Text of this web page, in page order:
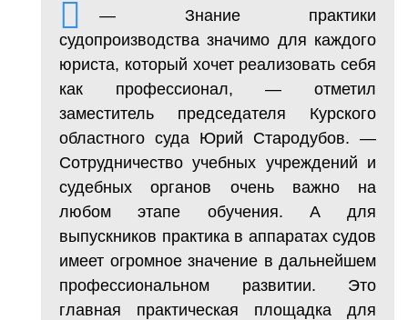
— Знание практики
судопроизводства значимо для каждого
юриста, который хочет реализовать себя
как профессионал, — отметил
заместитель председателя Курского
областного суда Юрий Стародубов. —
Сотрудничество учебных учреждений и
судебных органов очень важно на
любом этапе обучения. А для
выпускников практика в аппаратах судов
имеет огромное значение в дальнейшем
профессиональном развитии. Это
главная практическая площадка для